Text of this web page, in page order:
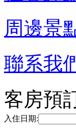
周邊景
聯系我
客房預
入住日期: